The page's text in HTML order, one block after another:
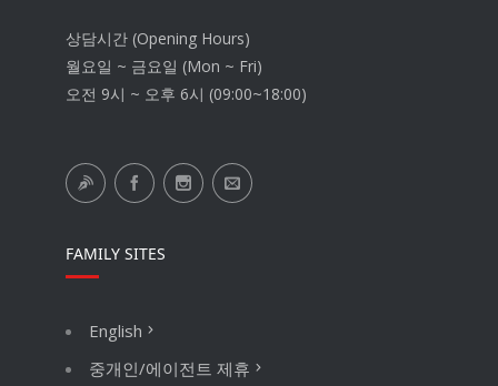
상담시간 (Opening Hours)
월요일 ~ 금요일 (Mon ~ Fri)
오전 9시 ~ 오후 6시 (09:00~18:00)
FAMILY SITES
English
중개인/에이전트 제휴